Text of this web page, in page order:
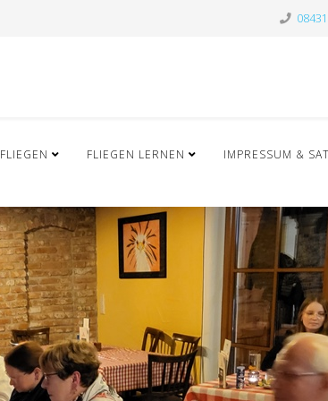
FLIEGEN FLIEGEN LERNEN IMPRESSUM &